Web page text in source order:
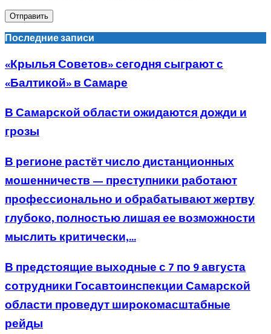
Последние записи
«Крылья Советов» сегодня сыграют с
«Балтикой» в Самаре
В Самарской области ожидаются дожди и
грозы
В регионе растёт число дистанционных
мошенничеств — преступники работают
профессионально и обрабатывают жертву
глубоко, полностью лишая ее возможности
мыслить критически,...
В предстоящие выходные с 7 по 9 августа
сотрудники Госавтоинспекции Самарской
области проведут широкомасштабные
рейды